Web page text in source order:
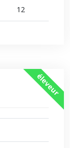
12
éleveur